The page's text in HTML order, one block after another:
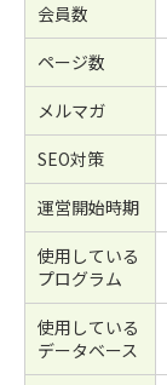
会員数
ページ数
メルマガ
SEO対策
運営開始時期
使用している
プログラム
使用している
データベース